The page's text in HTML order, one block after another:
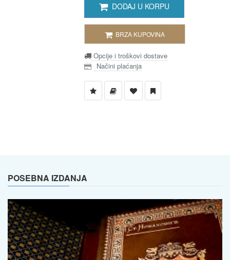
DODAJ U KORPU
BRZA KUPOVINA
Opcije i troškovi dostave
Načini plaćanja
POSEBNA IZDANJA